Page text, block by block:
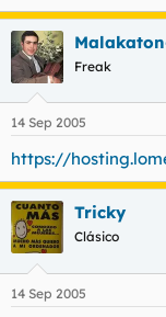
Freak
14 Sep 2005
https://
Tricky
Clásico
14 Sep 2005